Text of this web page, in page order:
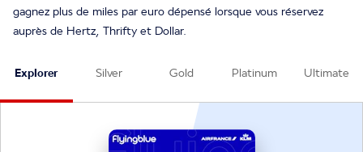
gagnez plus de miles par euro dépensé lorsque vous réservez
auprès de Hertz, Thrifty et Dollar.
Explorer Silver Gold Platinum Ultimate